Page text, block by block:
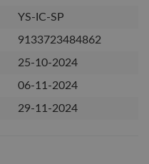
YS-IC-SP
9133723484862
25-10-2024
06-11-2024
29-11-2024